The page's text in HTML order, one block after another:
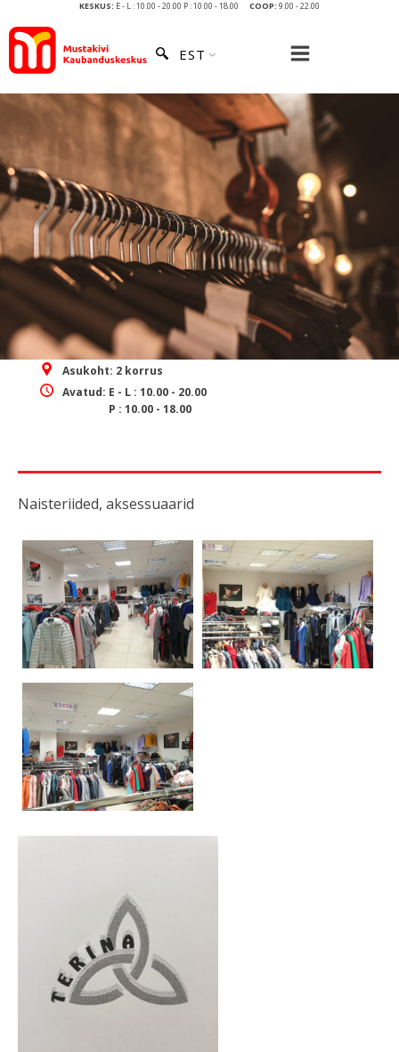
KESKUS: E - L : 10.00 - 20.00 P : 10.00 - 18.00 COOP: 9.00 - 22.00
EST
TERINA RIIDEPOOD
Asukoht: 2 korrus
Avatud: E - L : 10.00 - 20.00
P : 10.00 - 18.00
Naisteriided, aksessuaarid